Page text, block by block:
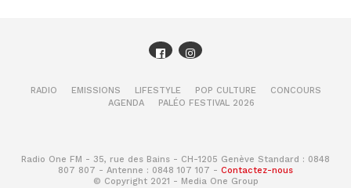
RADIO EMISSIONS LIFESTYLE POP CULTURE
CONCOURS
AGENDA
PALÉO FESTIVAL 2026
Radio One FM - 35, rue des Bains - CH-1205 Genève Standard : 0848
807 807 - Antenne : 0848 107 107 - Contactez-nous
© Copyright 2021 - Media One Group